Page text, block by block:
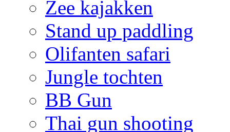
Zee kajakken
Stand up paddling
Olifanten safari
Jungle tochten
BB Gun
Thai gun shooting